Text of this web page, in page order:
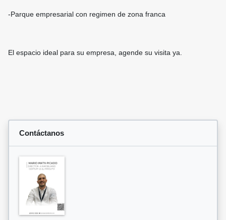
-Parque empresarial con regimen de zona franca
El espacio ideal para su empresa, agende su visita ya.
Contáctanos